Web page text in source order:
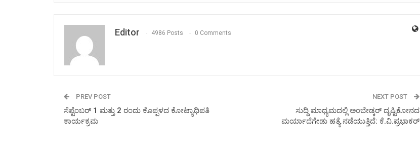
Editor 4986 Posts 0 Comments
PREV POST
ಸೆಪ್ಟೆಂಬರ್ 1 ಮತ್ತು 2 ರಂದು ಕೊಪ್ಪಳದ ಕೋಟ್ಯಾಧಿಪತಿ
ಕಾರ್ಯಕ್ರಮ
NEXT POST
ಸುದ್ದಿ ಮಾಧ್ಯಮದಲ್ಲಿ ಅಂಬೇಡ್ಕರ್ ದೃಷ್ಟಿಕೋನದ
ಮರ್ಯಾದೆಗೇಡು ಹತ್ಯೆ ನಡೆಯುತ್ತಿದೆ: ಕೆ.ವಿ.ಪ್ರಭಾಕರ್